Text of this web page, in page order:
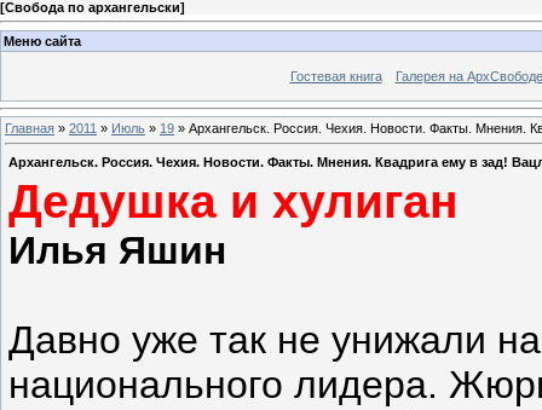
[Свобода по архангельски]
Меню сайта
Гостевая книга Галерея на АрхСвободе
Главная » 2011 » Июль » 19 » Архангельск. Россия. Чехия. Новости. Факты. Мнения.
Архангельск. Россия. Чехия. Новости. Факты. Мнения. Квадрига ему в зад!
Дедушка и хулиган
Илья Яшин
Давно уже так не унижали
национального лидера.